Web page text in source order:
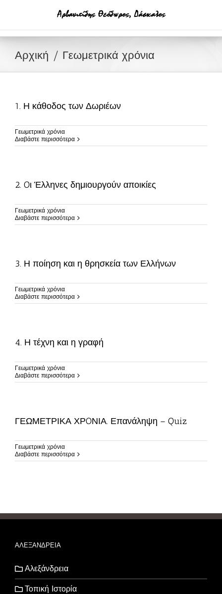
Αρχική Γεωμετρικά χρόνια
1. Η κάθοδος των Δωριέων
Γεωμετρικά χρόνια
Διαβάστε περισσότερα
2. Oι Έλληνες δημιουργούν αποικίες
Γεωμετρικά χρόνια
Διαβάστε περισσότερα
3. Η ποίηση και η θρησκεία των Ελλήνων
Γεωμετρικά χρόνια
Διαβάστε περισσότερα
4. Η τέχνη και η γραφή
Γεωμετρικά χρόνια
Διαβάστε περισσότερα
ΓΕΩΜΕΤΡΙΚΑ ΧΡOΝΙΑ. Επανάληψη – Quiz
Γεωμετρικά χρόνια
Διαβάστε περισσότερα
ΑΛΕΞΑΝΔΡΕΙΑ
Αλεξάνδρεια
Τοπική Ιστορία